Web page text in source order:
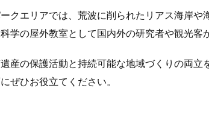
クエリアでは、荒波に削られたリアス海岸
学の屋外教室として国内外の研究者や観光客
産の保護活動と持続可能な地域づくりの両
ぜひお役立てください。